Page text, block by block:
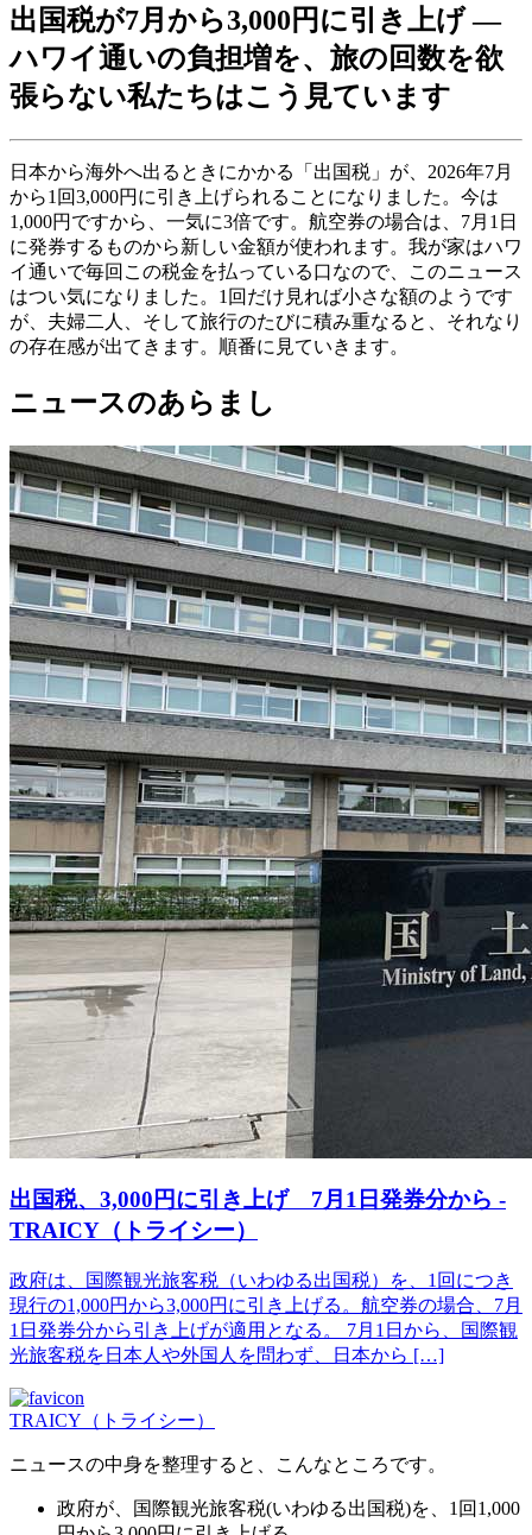
出国税が7月から3,000円に引き上げ ―
ハワイ通いの負担増を、旅の回数を欲
張らない私たちはこう見ています
日本から海外へ出るときにかかる「出国税」が、2026年7月
から1回3,000円に引き上げられることになりました。今は
1,000円ですから、一気に3倍です。航空券の場合は、7月1日
に発券するものから新しい金額が使われます。我が家はハワ
イ通いで毎回この税金を払っている口なので、このニュース
はつい気になりました。1回だけ見れば小さな額のようです
が、夫婦二人、そして旅行のたびに積み重なると、それなり
の存在感が出てきます。順番に見ていきます。
ニュースのあらまし
出国税、3,000円に引き上げ 7月1日発券分から -
TRAICY（トライシー）
政府は、国際観光旅客税（いわゆる出国税）を、1回につき
現行の1,000円から3,000円に引き上げる。航空券の場合、7月
1日発券分から引き上げが適用となる。 7月1日から、国際観
光旅客税を日本人や外国人を問わず、日本から […]
TRAICY（トライシー）
ニュースの中身を整理すると、こんなところです。
政府が、国際観光旅客税(いわゆる出国税)を、1回1,000